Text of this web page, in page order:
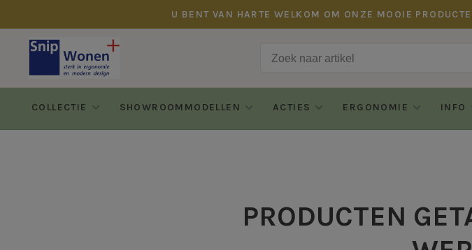
U BENT VAN HARTE WELKOM OM ONZE MOOIE
COLLECTIE SHOWROOMMODELLEN ACTIES ERGONOMIE INFO
PRODUCTEN